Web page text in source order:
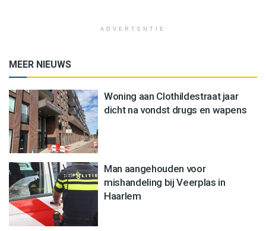
ADVERTENTIE
MEER NIEUWS
Woning aan Clothildestraat jaar
dicht na vondst drugs en wapens
Man aangehouden voor
mishandeling bij Veerplas in
Haarlem